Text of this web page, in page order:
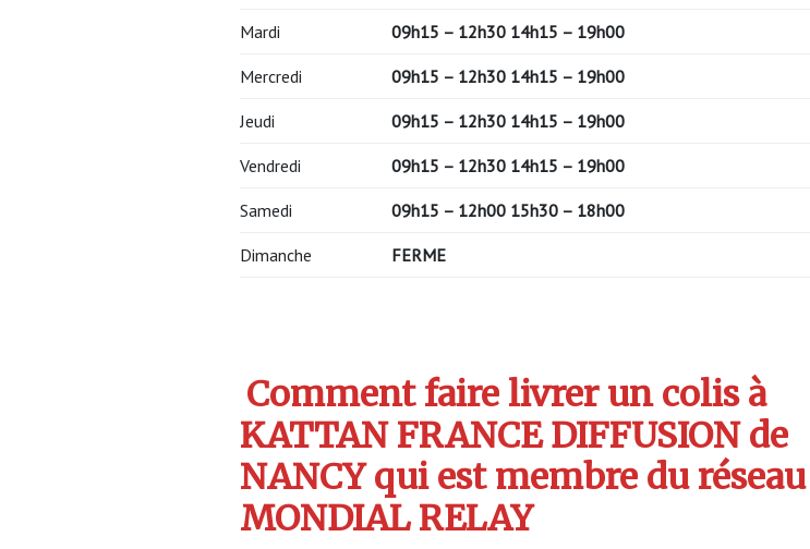
Mardi 09h15 – 12h30 14h15 – 19h00
Mercredi 09h15 – 12h30 14h15 – 19h00
Jeudi 09h15 – 12h30 14h15 – 19h00
Vendredi 09h15 – 12h30 14h15 – 19h00
Samedi 09h15 – 12h00 15h30 – 18h00
Dimanche FERME
Comment faire livrer un colis à
KATTAN FRANCE DIFFUSION de
NANCY qui est membre du réseau
MONDIAL RELAY